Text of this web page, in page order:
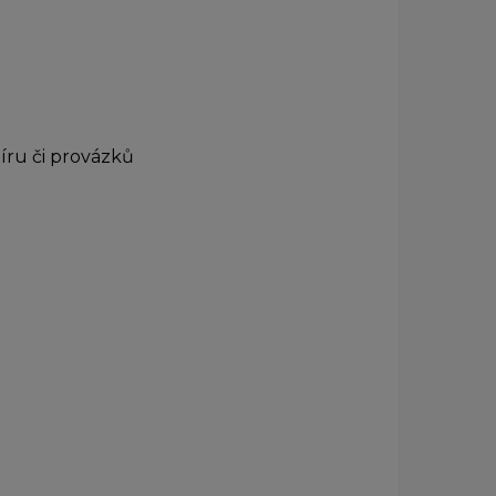
či provázků